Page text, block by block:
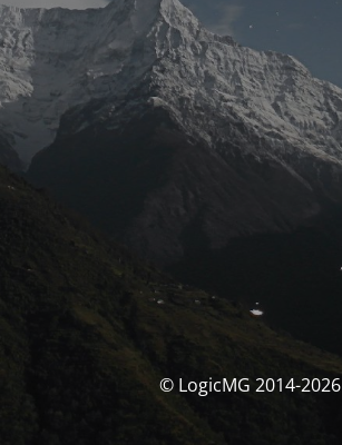
© LogicMG 2014-2026